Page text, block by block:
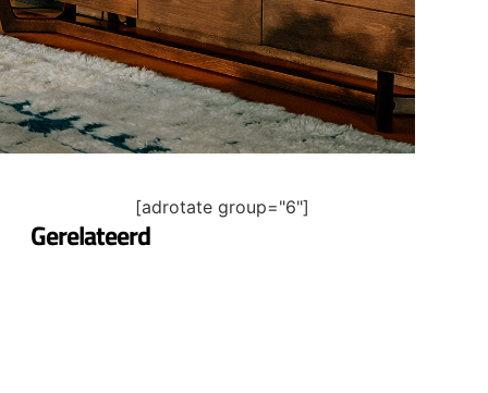
[adrotate group="6"]
Gerelateerd